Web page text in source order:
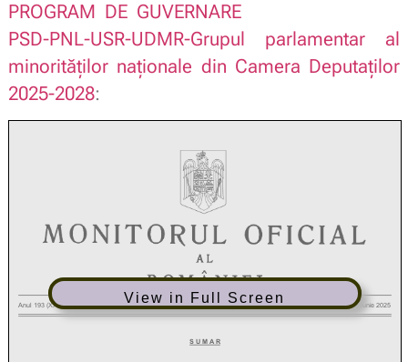
PROGRAM DE GUVERNARE
PSD-PNL-USR-UDMR-Grupul parlamentar al
minorităților naționale din Camera Deputaților
2025-2028:
View in Full Screen